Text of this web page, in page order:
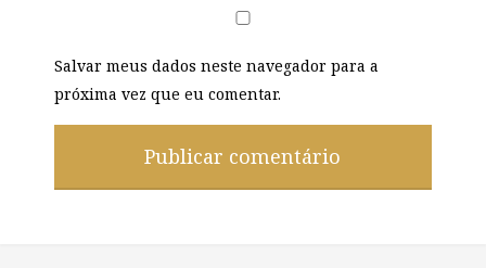
Salvar meus dados neste navegador para a
próxima vez que eu comentar.